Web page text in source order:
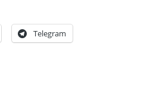
Telegram